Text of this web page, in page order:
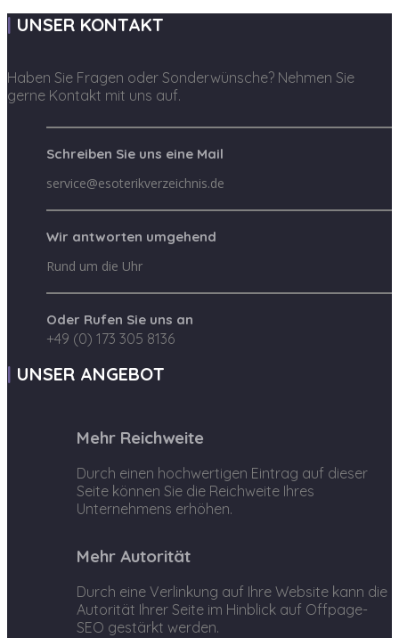
UNSER KONTAKT
Haben Sie Fragen oder Sonderwünsche? Nehmen Sie
gerne Kontakt mit uns auf.
Schreiben Sie uns eine Mail
service@esoterikverzeichnis.de
Wir antworten umgehend
Rund um die Uhr
Oder Rufen Sie uns an
+49 (0) 173 305 8136
UNSER ANGEBOT
Mehr Reichweite
Durch einen hochwertigen Eintrag auf dieser
Seite können Sie die Reichweite Ihres
Unternehmens erhöhen.
Mehr Autorität
Durch eine Verlinkung auf Ihre Website kann die
Autorität Ihrer Seite im Hinblick auf Offpage-
SEO gestärkt werden.